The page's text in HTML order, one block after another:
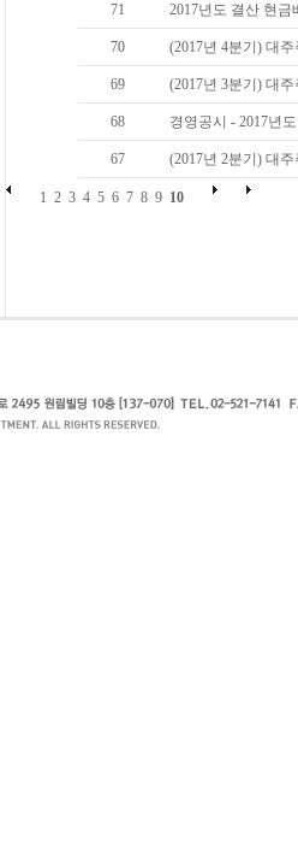
71 2017년도 결산 현금
70 (2017년 4분기) 대
69 (2017년 3분기) 대
68 경영공시 - 2017년
67 (2017년 2분기) 대
1 2 3 4 5 6 7 8 9 10